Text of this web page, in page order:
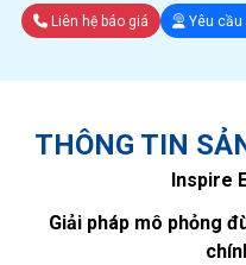
Liên hệ báo giá Yêu
THÔNG TIN
Inspire
Giải pháp mô phỏng